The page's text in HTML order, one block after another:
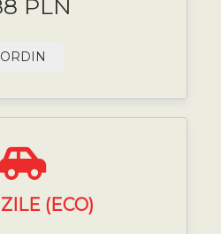
PLN
ORDIN
ZILE (ECO)